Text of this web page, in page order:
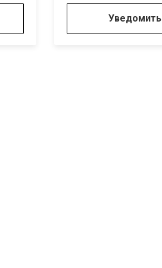
Уведомить